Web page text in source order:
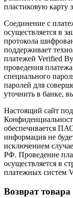
пластиковую карту
Соединение с
осуществляется в
протокола
поддерживает
платежей Verified
проведения
специального
паролей для
уточнить в банке,
Настоящий сайт
обеспечивается
информация не
исключением
РФ. Проведение
осуществляется в
платежных систем
Возврат товара